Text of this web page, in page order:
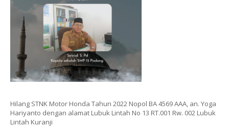
Hilang STNK Motor Honda Tahun 2022 Nopol BA 4569 AAA, an. Yoga
Hariyanto dengan alamat Lubuk Lintah No 13 RT.001 Rw. 002 Lubuk
Lintah Kuranji